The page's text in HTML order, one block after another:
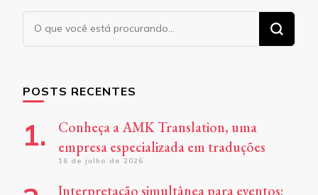
Procurando
algo?
POSTS RECENTES
Conheça a AMK Translation, uma
empresa especializada em traduções
16 de julho de 2026
Interpretação simultânea para eventos: